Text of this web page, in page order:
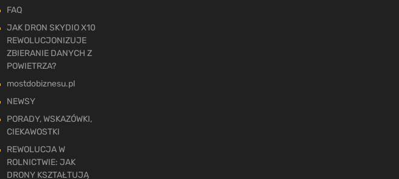
FAQ
JAK DRON SKYDIO X10
REWOLUCJONIZUJE
ZBIERANIE DANYCH Z
POWIETRZA?
mostdobiznesu.pl
NEWSY
PORADY, WSKAZÓWKI,
CIEKAWOSTKI
REWOLUCJA W
ROLNICTWIE: JAK
DRONY KSZTAŁTUJĄ